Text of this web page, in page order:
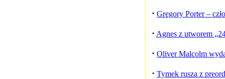
· Gregory Porter –
· Agnes z utworem
· Oliver Malcolm
· Tymek rusza z